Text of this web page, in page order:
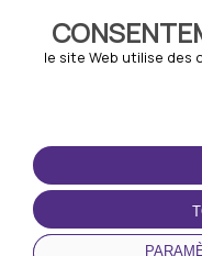
le site Web utilise des
TERMS-OF-USE
Termes et conditions
Politique de
Politique relative aux
cookies